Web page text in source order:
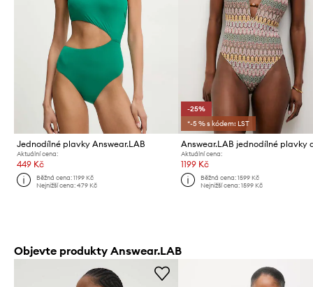
Jednodílné plavky Answear.LAB
Aktuální cena:
449 Kč
Běžná cena:1199 Kč
Nejnižší cena:479 Kč
-25%
*-5 % s kódem: LST
Aktuální cena:
1199 Kč
Běžná cena: 1599 Kč
Nejnižší cena: 1599 Kč
Objevte produkty Answear.LAB